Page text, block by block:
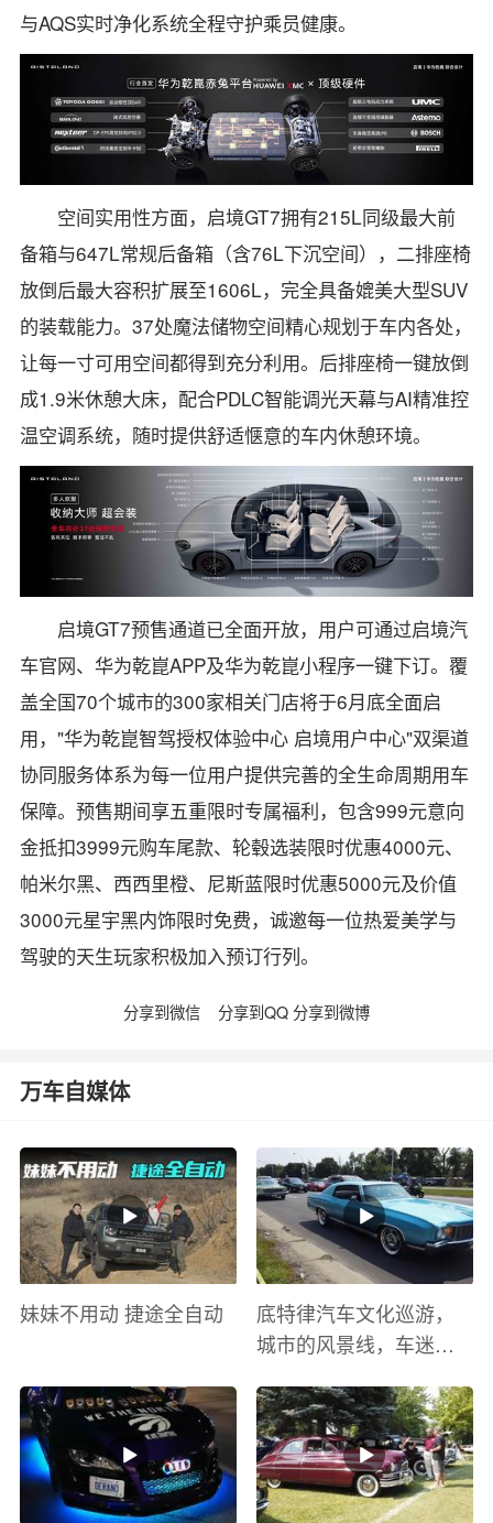
与AQS实时净化系统全程守护乘员健康。
空间实用性方面，启境GT7拥有215L同级最大前
备箱与647L常规后备箱（含76L下沉空间），二排座椅
放倒后最大容积扩展至1606L，完全具备媲美大型SUV
的装载能力。37处魔法储物空间精心规划于车内各处，
让每一寸可用空间都得到充分利用。后排座椅一键放倒
成1.9米休憩大床，配合PDLC智能调光天幕与AI精准控
温空调系统，随时提供舒适惬意的车内休憩环境。
启境GT7预售通道已全面开放，用户可通过启境汽
车官网、华为乾崑APP及华为乾崑小程序一键下订。覆
盖全国70个城市的300家相关门店将于6月底全面启
用，"华为乾崑智驾授权体验中心 启境用户中心"双渠道
协同服务体系为每一位用户提供完善的全生命周期用车
保障。预售期间享五重限时专属福利，包含999元意向
金抵扣3999元购车尾款、轮毂选装限时优惠4000元、
帕米尔黑、西西里橙、尼斯蓝限时优惠5000元及价值
3000元星宇黑内饰限时免费，诚邀每一位热爱美学与
驾驶的天生玩家积极加入预订行列。
分享到微信 分享到QQ 分享到微博
万车自媒体
妹妹不用动 捷途全自动
底特律汽车文化巡游，
城市的风景线，车迷的